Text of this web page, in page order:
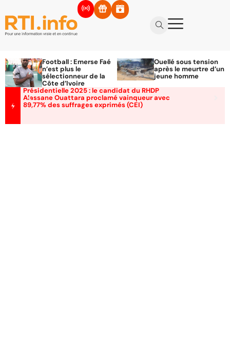
Football : Emerse Faé
n’est plus le
sélectionneur de la
Côte d’Ivoire
Ouellé sous tension
après le meurtre d’un
jeune homme
Présidentielle 2025 : le candidat du RHDP
Alassane Ouattara proclamé vainqueur avec
89,77% des suffrages exprimés (CEI)